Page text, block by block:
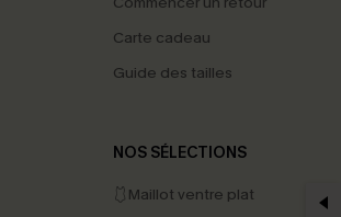
Carte cadeau
Guide des tailles
NOS SÉLECTIONS
🩱Maillot ventre plat
DE -15%
dès 2 Achetés par E-mail